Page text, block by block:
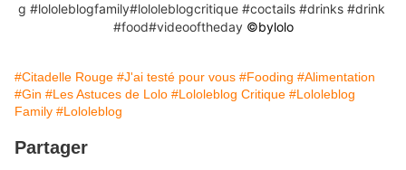
g #lololeblogfamily#lololeblogcritique #coctails #drinks #drink
#food#videooftheday©️bylolo
#Citadelle Rouge #J'ai testé pour vous #Fooding #Alimentation
#Gin #Les Astuces de Lolo #Lololeblog Critique #Lololeblog
Family #Lololeblog
Partager